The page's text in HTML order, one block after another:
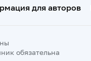
для авторов
обязательна